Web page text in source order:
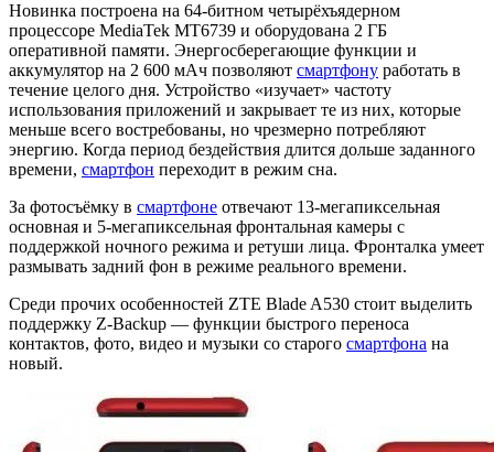
Новинка построена на 64-битном четырёхъядерном
процессоре MediaTek MT6739 и оборудована 2 ГБ
оперативной памяти. Энергосберегающие функции и
аккумулятор на 2 600 мАч позволяют смартфону работать в
течение целого дня. Устройство «изучает» частоту
использования приложений и закрывает те из них, которые
меньше всего востребованы, но чрезмерно потребляют
энергию. Когда период бездействия длится дольше заданного
времени, смартфон переходит в режим сна.
За фотосъёмку в смартфоне отвечают 13-мегапиксельная
основная и 5-мегапиксельная фронтальная камеры с
поддержкой ночного режима и ретуши лица. Фронталка умеет
размывать задний фон в режиме реального времени.
Среди прочих особенностей ZTE Blade A530 стоит выделить
поддержку Z-Backup — функции быстрого переноса
контактов, фото, видео и музыки со старого смартфона на
новый.